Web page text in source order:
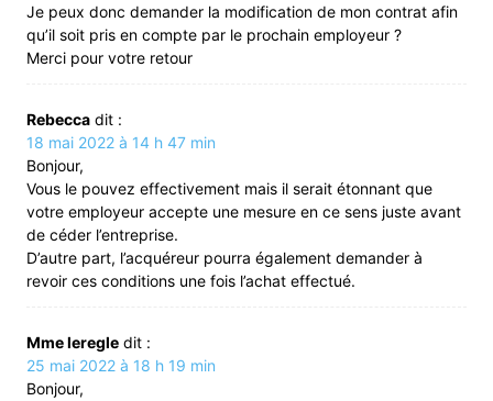
Je peux donc demander la modification de mon contrat afin
qu’il soit pris en compte par le prochain employeur ?
Merci pour votre retour
Rebecca dit :
18 mai 2022 à 14 h 47 min
Bonjour,
Vous le pouvez effectivement mais il serait étonnant que
votre employeur accepte une mesure en ce sens juste avant
de céder l’entreprise.
D’autre part, l’acquéreur pourra également demander à
revoir ces conditions une fois l’achat effectué.
Mme leregle dit :
25 mai 2022 à 18 h 19 min
Bonjour,